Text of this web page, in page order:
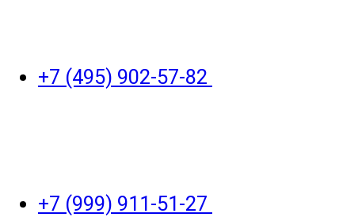
+7 (495) 902-57-82
+7 (999) 911-51-27